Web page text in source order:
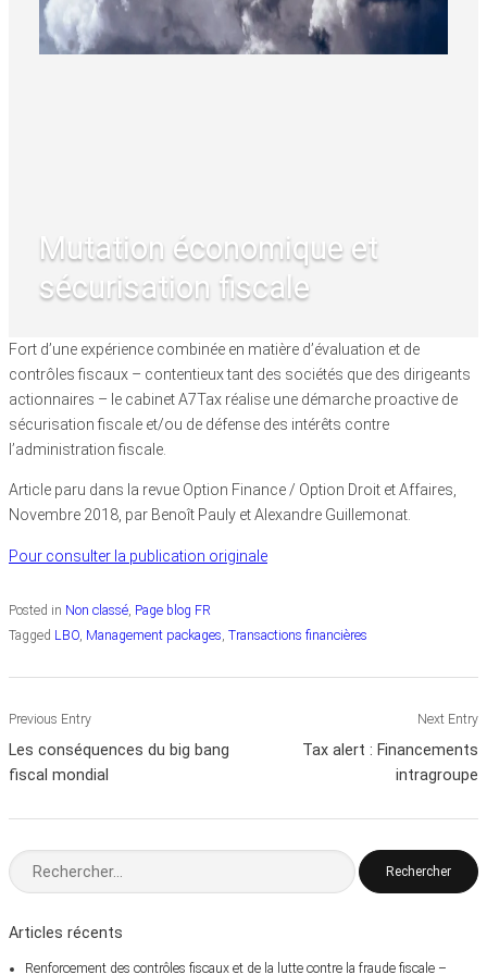
Mutation économique et
sécurisation fiscale
Fort d’une expérience combinée en matière d’évaluation et de
contrôles fiscaux – contentieux tant des sociétés que des dirigeants
actionnaires – le cabinet A7Tax réalise une démarche proactive de
sécurisation fiscale et/ou de défense des intérêts contre
l’administration fiscale.
Article paru dans la revue Option Finance / Option Droit et Affaires,
Novembre 2018, par Benoît Pauly et Alexandre Guillemonat.
Pour consulter la publication originale
Posted in Non classé Page blog FR
Tagged LBO Management packages Transactions financières
Navigation
de
l’article
Previous Entry
Les conséquences du big bang
fiscal mondial
Next Entry
Tax alert : Financements
intragroupe
Rechercher :
Articles récents
Renforcement des contrôles fiscaux et de la lutte contre la fraude fiscale –